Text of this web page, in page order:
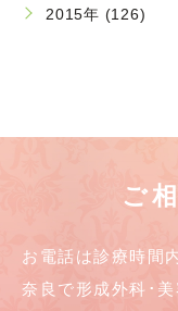
2015年 (126)
ご
お電話は診療時間
奈良で形成外科･